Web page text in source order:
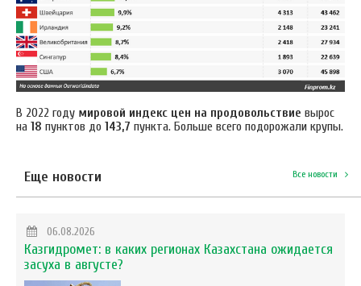
В 2022 году мировой индекс цен на продовольствие вырос
на 18 пунктов до 143,7 пункта. Больше всего подорожали крупы.
Еще новости Все новости
06.08.2026
Казгидромет: в каких регионах Казахстана ожидается
засуха в августе?